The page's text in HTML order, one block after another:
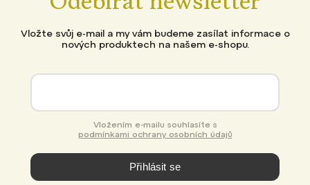
Vložte svůj e-mail a my vám budeme zasílat informace o
nových produktech na našem e-shopu.
podmínkami ochrany osobních údajů
Přihlásit se